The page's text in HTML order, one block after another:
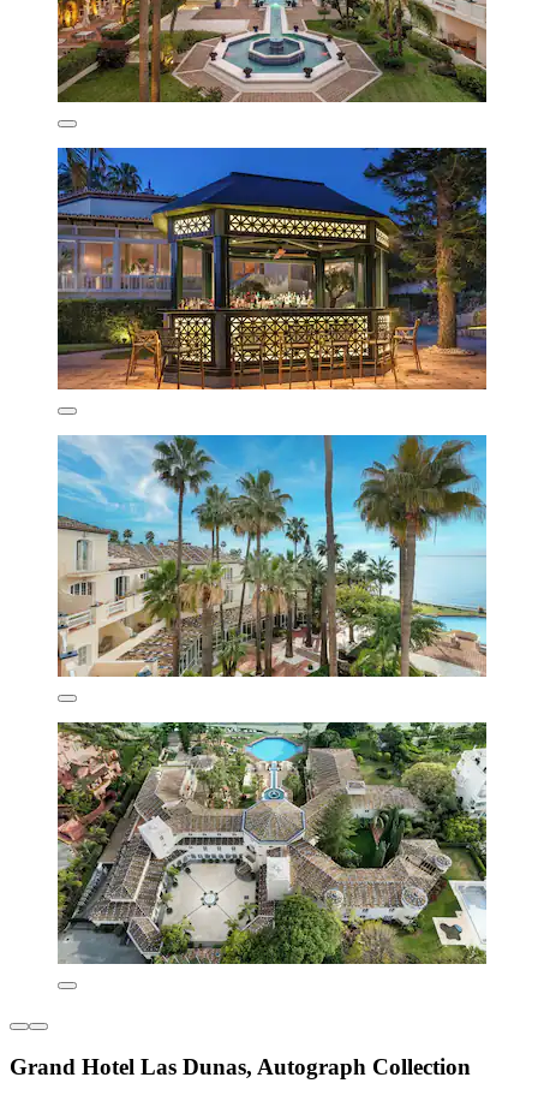
Grand Hotel Las Dunas, Autograph Collection